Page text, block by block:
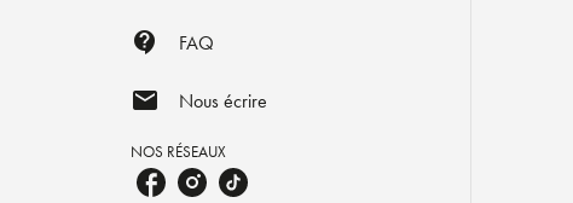
contact_support FAQ
mail Nous écrire
NOS RÉSEAUX